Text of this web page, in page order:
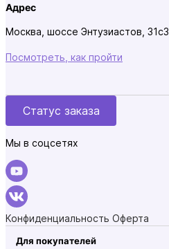
Адрес
Москва, шоссе Энтузиастов, 31с3
Посмотреть, как пройти
Статус заказа
Мы в соцсетях
Конфиденциальность Оферта
Для покупателей